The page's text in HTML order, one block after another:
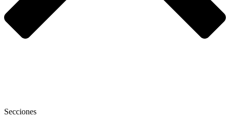
Secciones